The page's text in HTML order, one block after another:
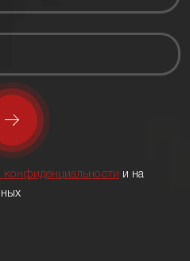
конфиденциальности и на